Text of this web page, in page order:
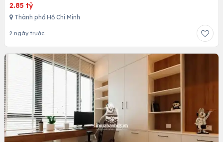
2.85 tỷ
Thành phố Hồ Chí Minh
2 ngày trước